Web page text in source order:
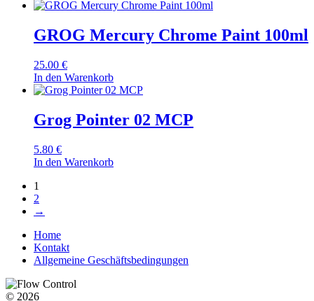
GROG Mercury Chrome Paint 100ml
25.00 €
In den Warenkorb
Grog Pointer 02 MCP
5.80 €
In den Warenkorb
1
2
→
Home
Kontakt
Allgemeine Geschäftsbedingungen
© 2026